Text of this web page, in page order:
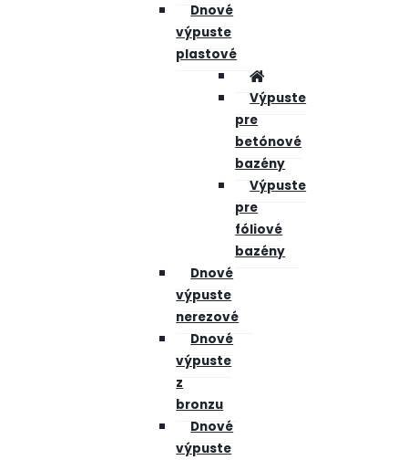
Dnové
výpuste
plastové
Výpuste
pre
betónové
bazény
Výpuste
pre
fóliové
bazény
Dnové
výpuste
nerezové
Dnové
výpuste
z
bronzu
Dnové
výpuste